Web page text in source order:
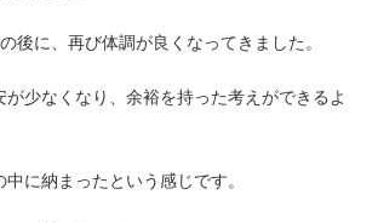
後に、再び体調が良くなってきました。
少なくなり、余裕を持った考えができるよ
に納まったという感じです。